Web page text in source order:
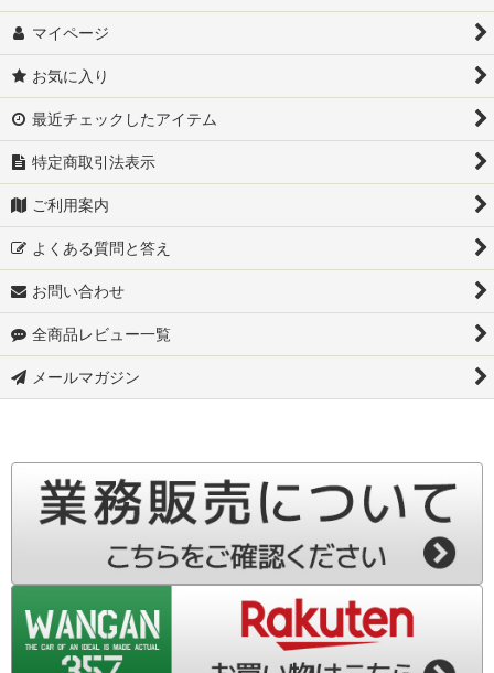
DA63T-スズキ キャリイトラック
DA65T-スズキ キャリイトラック
JB64W-スズキ ジムニー
JB74W-スズキ ジムニー シエラ
JC74W-スズキ ジムニーノマド
MR92S-スズキ ハスラー
S700W-スズキ アトレーデッキバン
▼ダイハツ
S710W-ダイハツ アトレーデッキバン
S710V-ダイハツ アトレー
S500P-ダイハツ ハイゼット トラック
S510P-ダイハツ ハイゼット トラック
マイページ
お気に入り
最近チェックしたアイテム
特定商取引法表示
ご利用案内
よくある質問と答え
お問い合わせ
全商品レビュー一覧
メールマガジン